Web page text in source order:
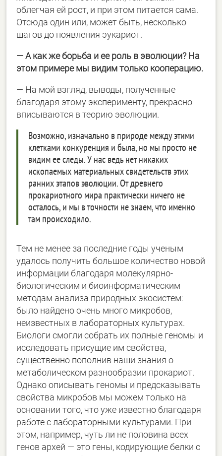
облегчая ей рост, и при этом питается сама.
Отсюда один или, может быть, несколько
шагов до появления эукариот.
― А как же борьба и ее роль в эволюции? На
этом примере мы видим только кооперацию.
― На мой взгляд, выводы, полученные
благодаря этому эксперименту, прекрасно
вписываются в теорию эволюции.
Возможно, изначально в природе между этими
клетками конкуренция и была, но мы просто не
видим ее следы. У нас ведь нет никаких
ископаемых материальных свидетельств этих
ранних этапов эволюции. От древнего
прокариотного мира практически ничего не
осталось, и мы в точности не знаем, что именно
там происходило.
Тем не менее за последние годы ученым
удалось получить большое количество новой
информации благодаря молекулярно-
биологическим и биоинформатическим
методам анализа природных экосистем:
было найдено очень много микробов,
неизвестных в лабораторных культурах.
Биологи смогли собрать их полные геномы и
исследовать присущие им свойства,
существенно пополнив наши знания о
метаболическом разнообразии прокариот.
Однако описывать геномы и предсказывать
свойства микробов мы можем только на
основании того, что уже известно благодаря
работе с лабораторными культурами. При
этом, например, чуть ли не половина всех
генов архей ― это гены, кодирующие белки с